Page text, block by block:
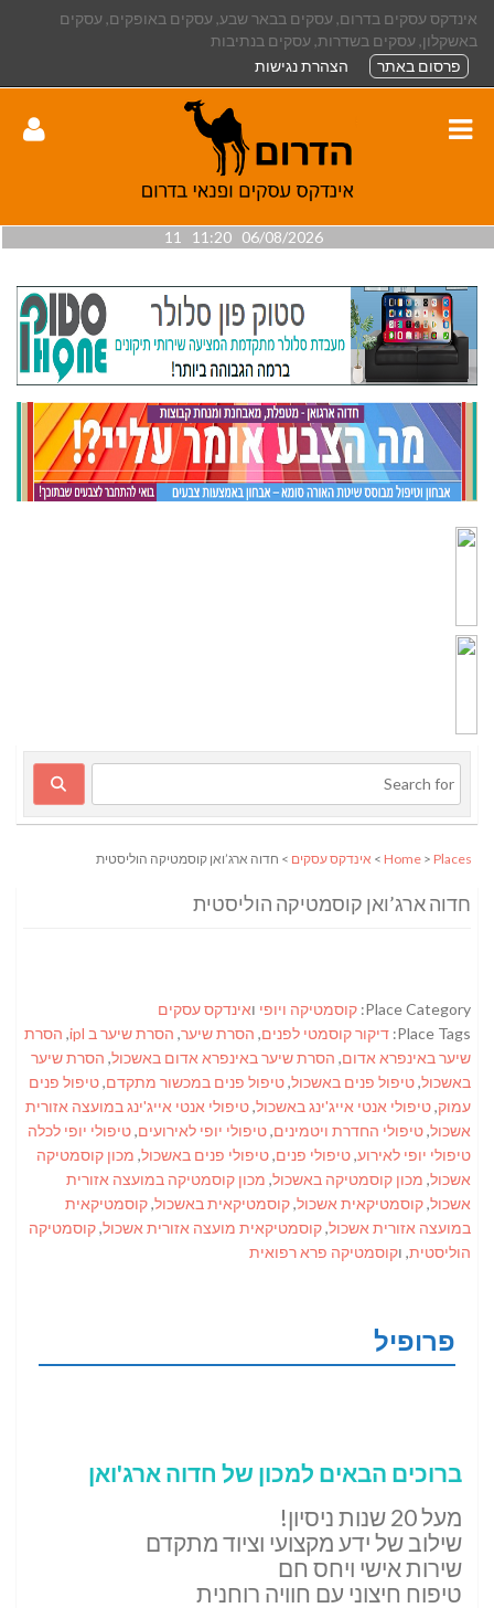
אינדקס עסקים בדרום, עסקים בבאר שבע, עסקים באופקים, עסקים
באשקלון, עסקים בשדרות, עסקים בנתיבות
פרסום באתר
הצהרת נגישות
06/08/2026 11:20 11
Home > Places
> אינדקס עסקים > חדוה ארג’ואן קוסמטיקה הוליסטית
חדוה ארג’ואן קוסמטיקה הוליסטית
Place Category: קוסמטיקה ויופי ואינדקס עסקים
Place Tags: דיקור קוסמטי לפנים, הסרת שיער, הסרת שיער ב ipl , הסרת
שיער באינפרא אדום, הסרת שיער באינפרא אדום באשכול, הסרת שיער
באשכול,טיפול פנים באשכול,טיפול פנים במכשור מתקדם,טיפול פנים
עמוק,טיפולי אנטי אייג'ינג באשכול,טיפולי אנטי אייג'ינג במועצה אזורית
אשכול,טיפולי החדרת ויטמינים,טיפולי יופי לאירועים,טיפולי יופי לכלה
טיפולי יופי לאירוע,טיפולי פנים,טיפולי פנים באשכול, מכון קוסמטיקה
אשכול, מכון קוסמטיקה באשכול, מכון קוסמטיקה במועצה אזורית
אשכול,קוסמטיקאית אשכול,קוסמטיקאית באשכול,קוסמטיקאית
במועצה אזורית אשכול,קוסמטיקאית מועצה אזורית אשכול,קוסמטיקה
הוליסטית, וקוסמטיקה פרא רפואית
פרופיל
ברוכים הבאים למכון של חדוה ארג'ואן
מעל 20 שנות ניסיון!
שילוב של ידע מקצועי וציוד מתקדם
שירות אישי ויחס חם
טיפוח חיצוני עם חוויה רוחנית